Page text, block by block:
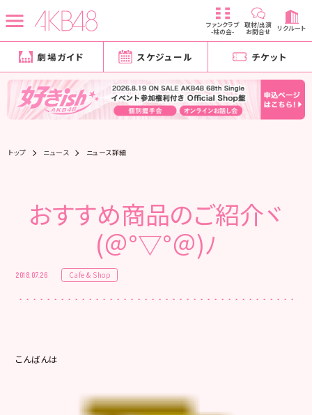
ファンクラブ
-柱の会-
取材/出演
お問合せ リクルート
劇場ガイド スケジュール チケット
トップ ニュース ニュース詳細
おすすめ商品のご紹介ヾ
(＠°▽°＠)ﾉ
2018.07.26 Cafe & Shop
こんばんは